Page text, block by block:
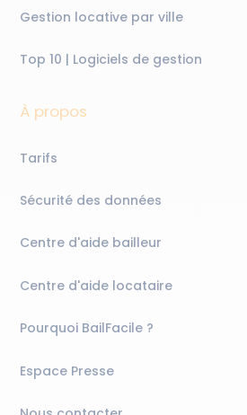
Gestion locative par ville
Top 10 | Logiciels de gestion
À propos
Tarifs
Sécurité des données
Centre d'aide bailleur
Centre d'aide locataire
Pourquoi BailFacile ?
Espace Presse